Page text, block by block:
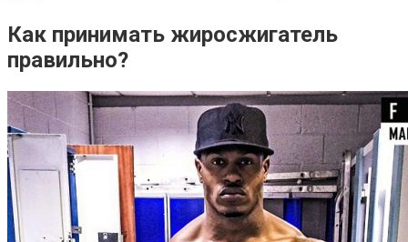
Как принимать жиросжигатель
правильно?